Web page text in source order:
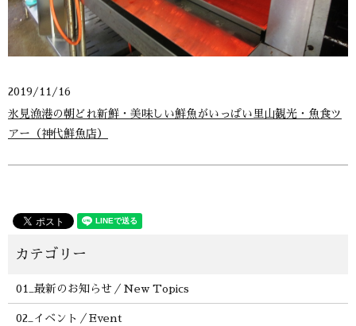
2019/11/16
氷見漁港の朝どれ新鮮・美味しい鮮魚がいっぱい里山観光・魚食ツ
アー（神代鮮魚店）
01_最新のお知らせ／New Topics
02_イベント／Event